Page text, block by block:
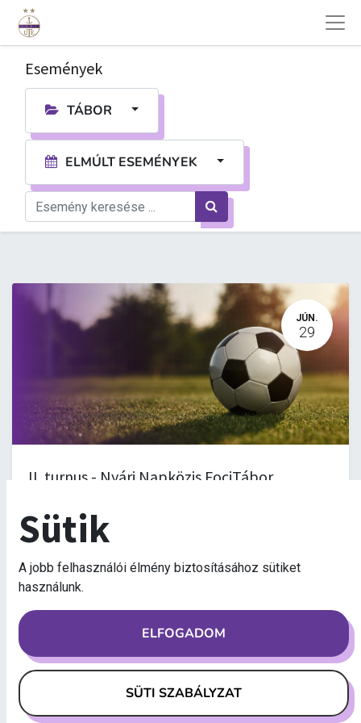
Események
TÁBOR
ELMÚLT ESEMÉNYEK
JÚN.
29
II. turnus - Nyári Napközis FociTábor
II. turnus
A jelentkezés lezárult
Sütik
A jobb felhasználói élmény biztosításához sütiket
használunk.
ELFOGADOM
SÜTI SZABÁLYZAT